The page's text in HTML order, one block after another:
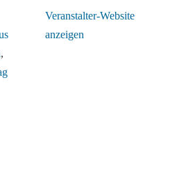
,
Veranstalter-Website
anzeigen